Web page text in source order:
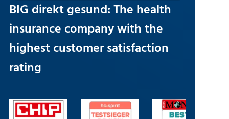
BIG direkt gesund: The health
insurance company with the
highest customer satisfaction
rating
Image Image Image